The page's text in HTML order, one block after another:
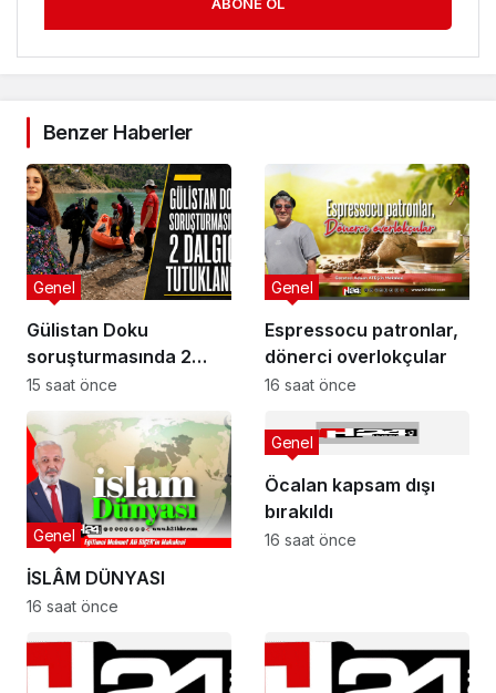
Benzer Haberler
Gülistan Doku
soruşturmasında 2
dalgıç tutuklandı
Genel
15 saat önce
Espressocu patronlar,
dönerci overlokçular
Genel
16 saat önce
İSLÂM DÜNYASI
Genel
16 saat önce
Öcalan kapsam dışı
bırakıldı
Genel
16 saat önce